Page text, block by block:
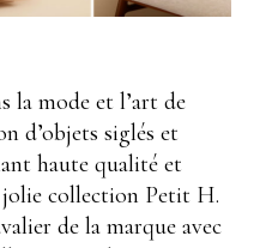
la mode et l’art de
d’objets siglés et
haute qualité et
collection Petit H.
de la marque avec